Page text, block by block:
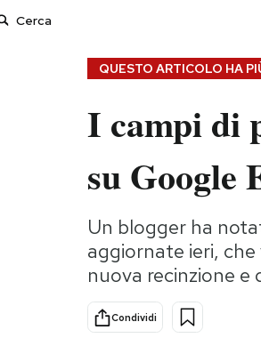
Storie/Idee
Ok Boomer!
Altrecose
QUESTO ARTICOLO HA
I campi di
su Google
Un blogger ha
aggiornate ieri, che
nuova recinzione
Condividi